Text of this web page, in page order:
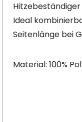
Ideal
Seitenlänge bei
Material: 100%